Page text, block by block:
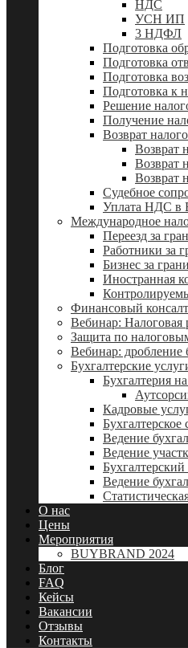
НДС
УСН ИП
3 НДФЛ
Подготовка
Подготовка
Подготовка
Подготовка к
Решение
Получение
Возврат
Возврат
Возврат
Возврат
Судебное
Уплата НДС в
Международное
Переезд за
Работники за
Бизнес за
Иностранная
Финансовый
Вебинар: Налоговая
Защита по
Вебинар: дробление
Бухгалтерские
Бухгалтерия
Кадровые
Ведение
Ведение
Ведение
О нас
Цены
Мероприятия
BUYBRAND 2024
Блог
FAQ
Кейсы
Вакансии
Отзывы
Контакты